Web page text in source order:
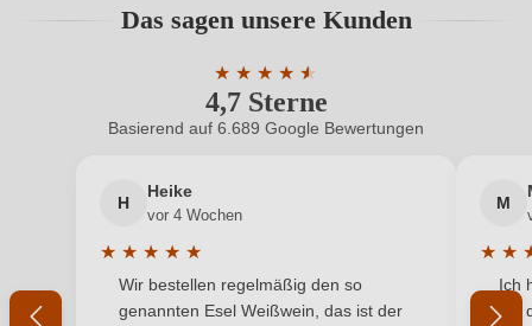
Weingut Mader, Schloßstrasse 9 6, 3550
Gobelsburg, Österreich
Land Österreich
Benutzern abgegeben werden. Bitte loggen Sie sich
Neuer Kunde? Neuer Kunde?
Ihre E-Mail-Adresse
Ihr Passwort
Das sagen unsere Kunden
4,7 Sterne
★ ★ ★ ★ ★
★
Durchschnittliche Bewertung von 4.7
Basierend auf 6.689 Google Bewertungen
H
Heike
vor 4 Wochen
★ ★ ★ ★ ★
Durchschnittliche Bewertung von 5 von 5 Sternen
Wir bestellen regelmäßig den so
genannten Esel Weißwein, das ist der
M
★ ★
Ich
mit